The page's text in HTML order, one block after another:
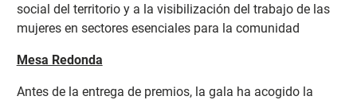
social del territorio y a la visibilización del trabajo de las
mujeres en sectores esenciales para la comunidad
Mesa Redonda
Antes de la entrega de premios, la gala ha acogido la